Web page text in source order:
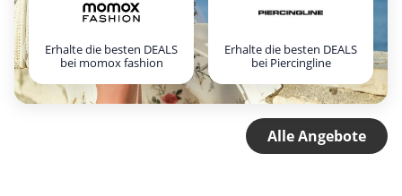
Erhalte die besten DEALS
bei momox fashion
Erhalte die besten DEALS
bei Piercingline
Alle Angebote